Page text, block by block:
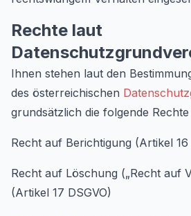
Rechte laut
Ihnen stehen laut den
des österreichischen
grundsätzlich die folgende
Recht auf Berichtigung (Artikel 16
Recht auf Löschung („Recht auf
(Artikel 17 DSGVO)